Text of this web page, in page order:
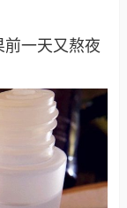
一天又熬夜